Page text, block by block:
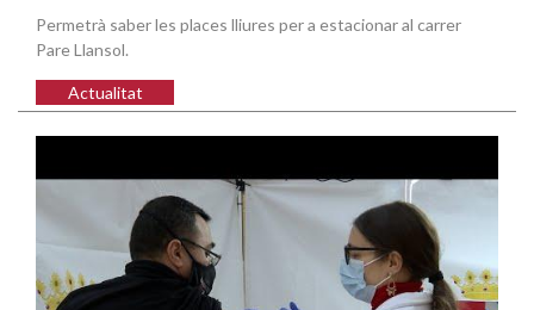
Permetrà saber les places lliures per a estacionar al carrer
Pare Llansol.
Actualitat